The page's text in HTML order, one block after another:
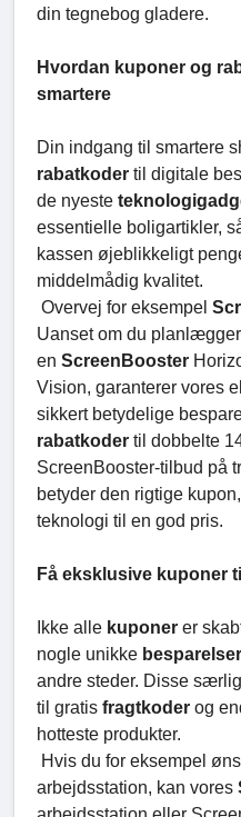
din tegnebog gladere.
Hvordan kuponer og
smartere
Din indgang til smartere
rabatkoder til digitale
de nyeste
essentielle boligartikler,
kassen øjeblikkeligt
middelmådig kvalitet.
Overvej for eksempel
Uanset om du
en ScreenBooster
Vision, garanterer vores
sikkert betydelige
rabatkoder til dobbelte
ScreenBooster-tilbud på
betyder den rigtige
teknologi til en god pris.
Få eksklusive kuponer
Ikke alle kuponer er
nogle unikke besparelser
andre steder. Disse
til gratis fragtkoder og
hotteste produkter.
Hvis du for eksempel
arbejdsstation, kan vores